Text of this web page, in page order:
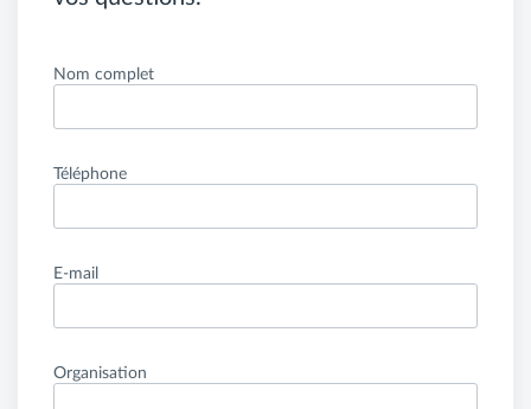
Nom complet
Téléphone
E-mail
Organisation